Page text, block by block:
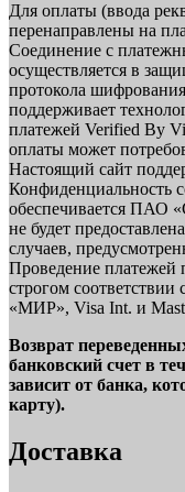
Для оплаты (ввода
перенаправлены на
Соединение с
осуществляется в
протокола
поддерживает
платежей Verified By
оплаты может
Настоящий сайт
Конфиденциальность
обеспечивается ПАО
не будет
случаев,
Проведение платежей
строгом
«МИР», Visa Int. и
Возврат
банковский счет в
зависит от банка,
карту).
Доставка